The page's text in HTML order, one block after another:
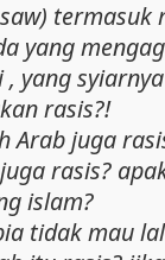
termasuk
yang
yang
rasis?!
Arab juga
rasis?
islam?
tidak mau